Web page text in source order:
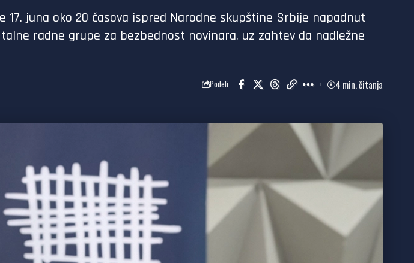
juna oko 20 časova ispred Narodne skupštine Srbije napadnut
radne grupe za bezbednost novinara, uz zahtev da nadležne
Podeli 4 min. čitanja